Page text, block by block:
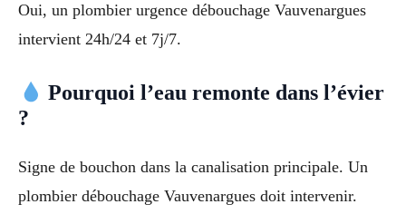
Oui, un plombier urgence débouchage Vauvenargues
intervient 24h/24 et 7j/7.
Pourquoi l’eau remonte dans l’évier
?
Signe de bouchon dans la canalisation principale. Un
plombier débouchage Vauvenargues doit intervenir.